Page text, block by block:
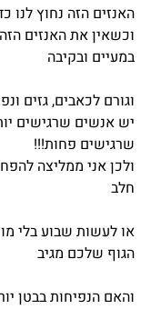
האנזים הזה נחוץ לנו
וכשאין את האנזים
במעיים ובקיבה
וגורם לכאבים, גזים
יש אנשים שרגישים
שרגישים פחות!!!
ולכן אני ממליצה
חלב
או לעשות שבוע בלי
הגוף שלכם מגיב
והאם הנפיחות בבטן